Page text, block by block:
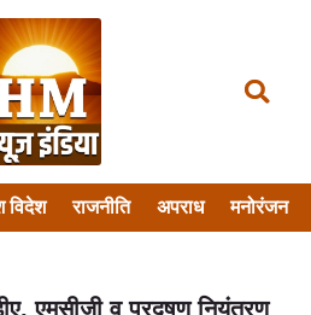
विदेश राजनीति अपराध मनोरंजन
एमसीजी व प्रदूषण नियंत्रण